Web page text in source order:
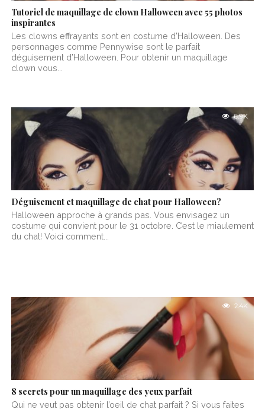
Tutoriel de maquillage de clown Halloween avec 55 photos
inspirantes
Les clowns effrayants sont en costume d’Halloween. Des
personnages comme Pennywise sont le parfait
déguisement d’Halloween. Pour obtenir un maquillage
clown vous...
6.9K
Déguisement et maquillage de chat pour Halloween?
Halloween approche à grands pas. Vous envisagez un
costume qui convient pour le 31 octobre. C’est le miaulement
du chat! Voici comment...
2.4K
8 secrets pour un maquillage des yeux parfait
Qui ne veut pas obtenir l’oeil de chat parfait ? Si vous faites